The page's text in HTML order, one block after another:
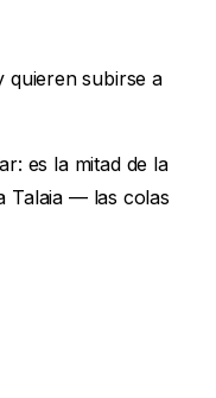
quieren subirse a
es la mitad de la
Talaia — las colas